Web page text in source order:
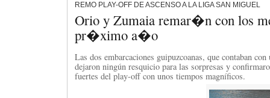
REMO PLAY-OFF DE ASCENSO A LA LIGA SAN MIGUEL
Orio y Zumaia remar�n con los
pr�ximo a�o
Las dos embarcaciones guipuzcoanas, que contaban
dejaron ningún resquicio para las sorpresas y
fuertes del play-off con unos tiempos magníficos.